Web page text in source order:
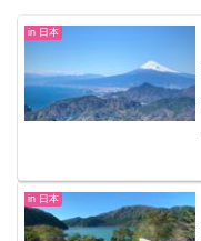
in 日本
in 日本